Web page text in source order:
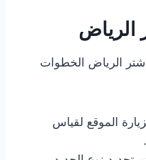
الرياض
الرياض الخطوات
الموقع لقياس